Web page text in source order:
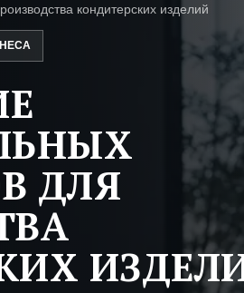
кондитерских изделий
ДЛЯ